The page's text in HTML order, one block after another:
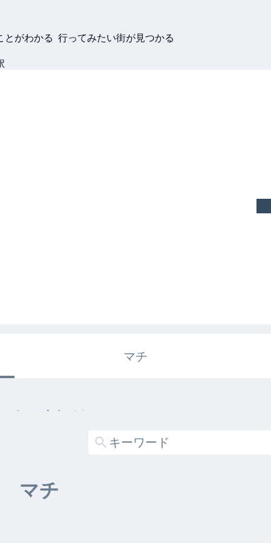
とがわかる 行ってみたい街が見つかる
マチ
キガタリ
マチ